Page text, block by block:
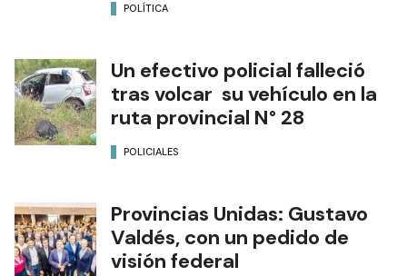
POLÍTICA
Un efectivo policial falleció
tras volcar su vehículo en la
ruta provincial N° 28
POLICIALES
Provincias Unidas: Gustavo
Valdés, con un pedido de
visión federal